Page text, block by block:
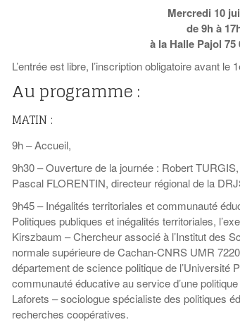
Education verte
Actualité Ecole
Mercredi 10
de 9h à
à la Halle Pajol 75
L’entrée est libre, l’inscription obligatoire avant le
Au programme :
MATIN :
9h – Accueil,
9h30 – Ouverture de la journée : Robert
Pascal FLORENTIN, directeur régional de la
9h45 – Inégalités territoriales et communauté
Politiques publiques et inégalités territoriales,
Kirszbaum – Chercheur associé à l’Institut des
normale supérieure de Cachan-CNRS UMR
département de science politique de l’Université
communauté éducative au service d’une
Laforets – sociologue spécialiste des politiques
recherches coopératives.